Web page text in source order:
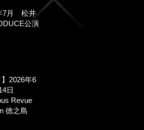
7月 松井
公演
】2026年6
日
Revue
徳之島